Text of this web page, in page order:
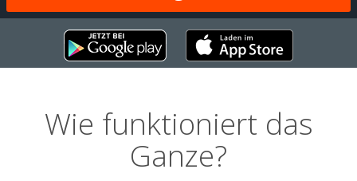
Wie funktioniert das
Ganze?